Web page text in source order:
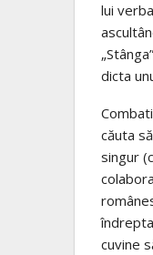
lui
dicta
căuta
singur
cuvine